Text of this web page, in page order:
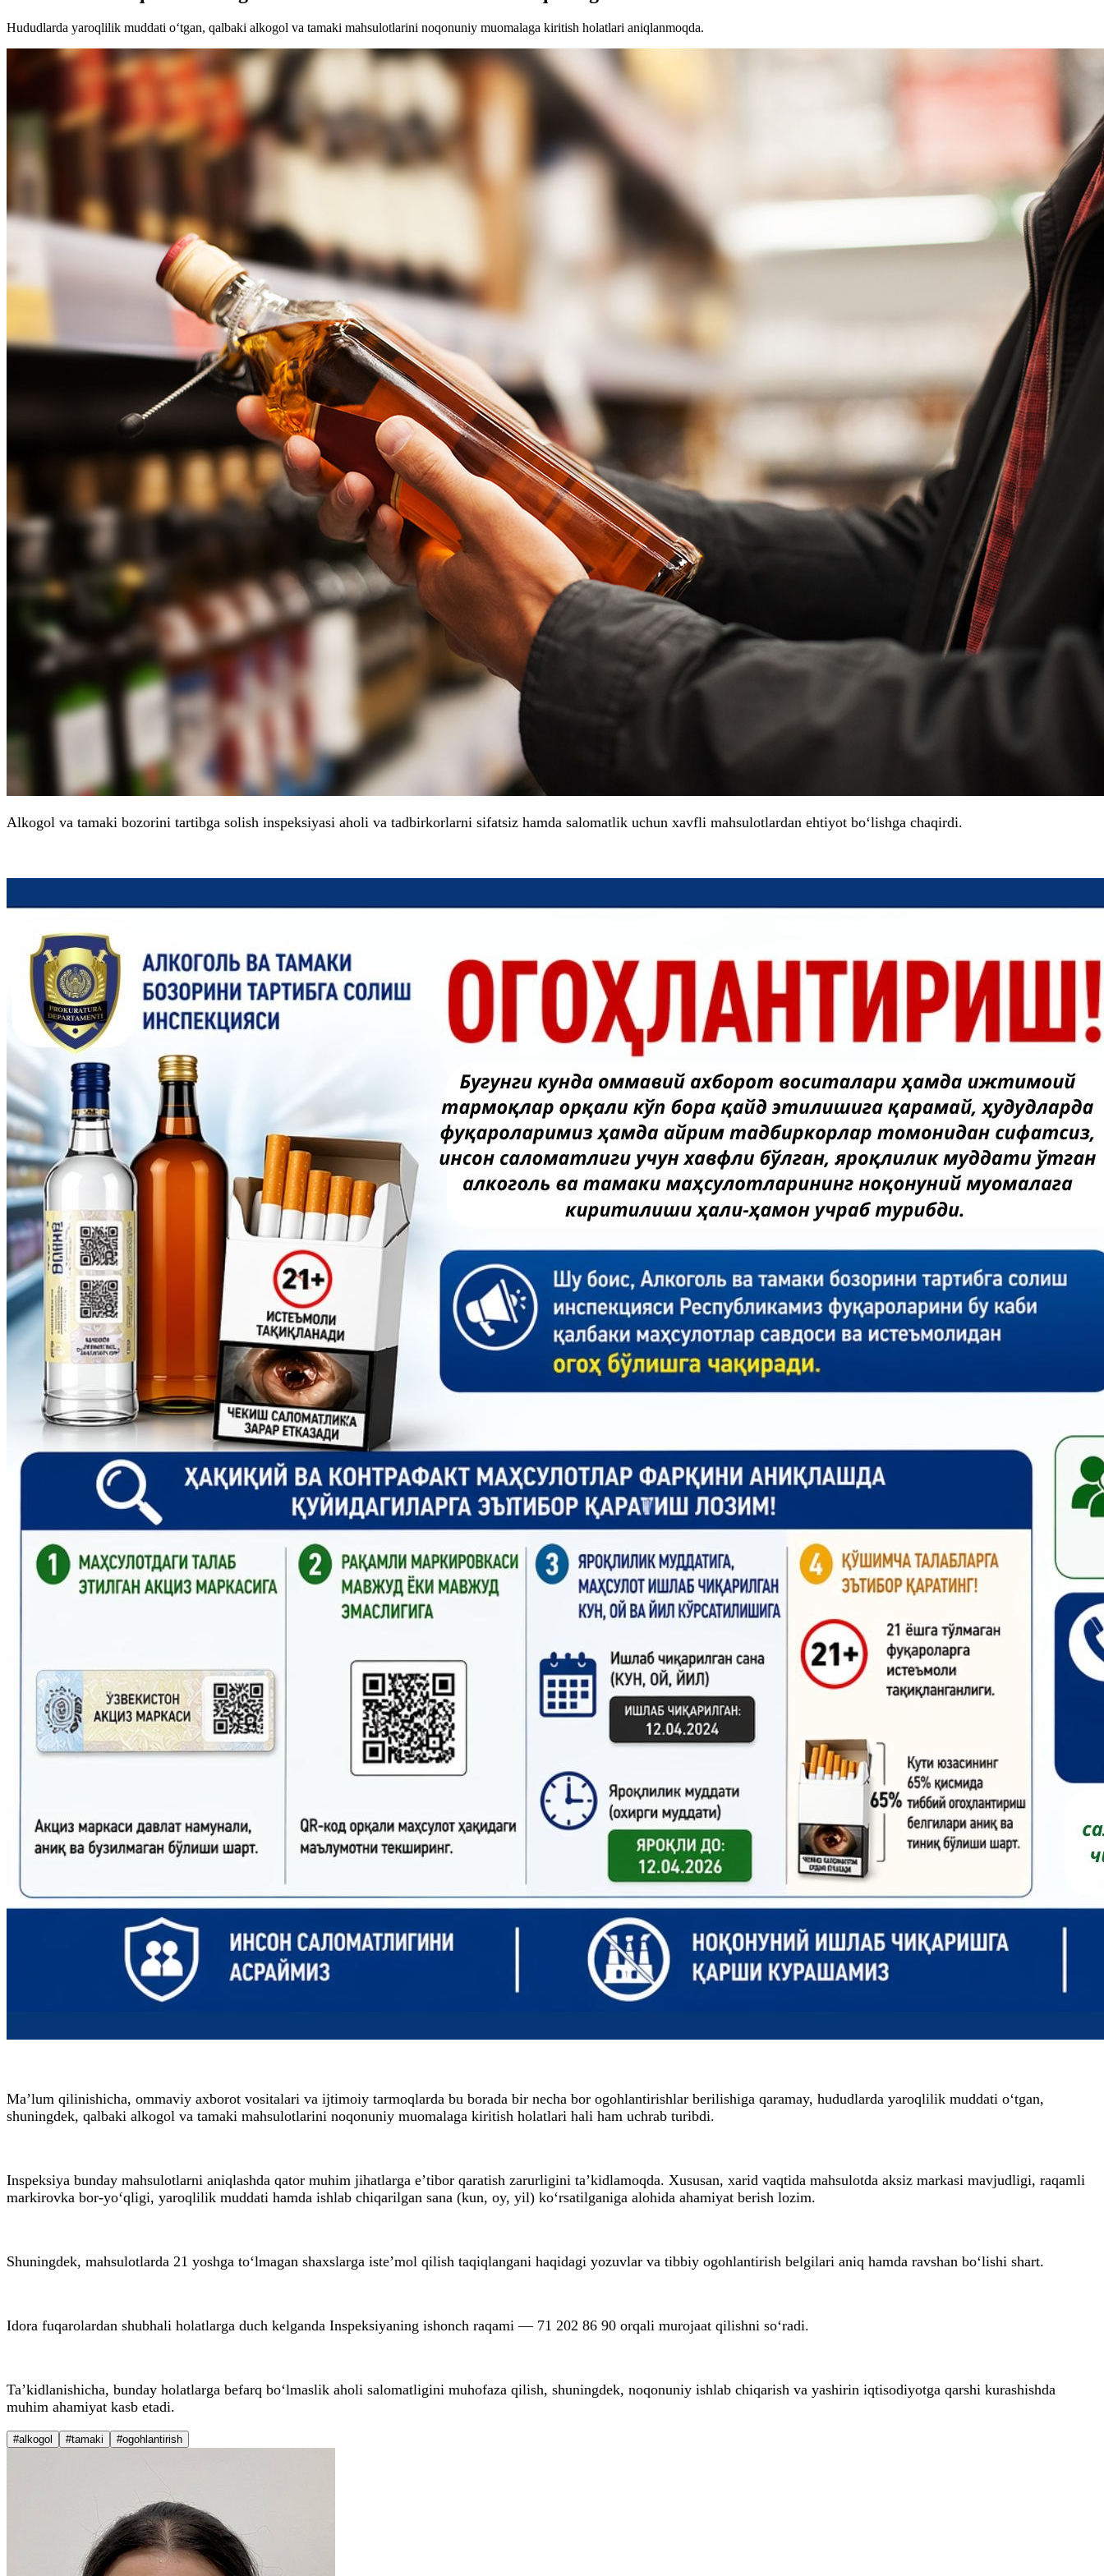
Hududlarda yaroqlilik muddati o‘tgan, qalbaki alkogol va tamaki mahsulotlarini noqonuniy muomalaga kiritish holatlari aniqlanmoqda.
Alkogol va tamaki bozorini tartibga solish inspeksiyasi aholi va tadbirkorlarni sifatsiz hamda salomatlik uchun xavfli mahsulotlardan ehtiyot bo‘lishga chaqirdi.
Ma’lum qilinishicha, ommaviy axborot vositalari va ijtimoiy tarmoqlarda bu borada bir necha bor ogohlantirishlar berilishiga qaramay, hududlarda yaroqlilik muddati o‘tgan,
shuningdek, qalbaki alkogol va tamaki mahsulotlarini noqonuniy muomalaga kiritish holatlari hali ham uchrab turibdi.
Inspeksiya bunday mahsulotlarni aniqlashda qator muhim jihatlarga e’tibor qaratish zarurligini ta’kidlamoqda. Xususan, xarid vaqtida mahsulotda aksiz markasi mavjudligi, raqamli
markirovka bor-yo‘qligi, yaroqlilik muddati hamda ishlab chiqarilgan sana (kun, oy, yil) ko‘rsatilganiga alohida ahamiyat berish lozim.
Shuningdek, mahsulotlarda 21 yoshga to‘lmagan shaxslarga iste’mol qilish taqiqlangani haqidagi yozuvlar va tibbiy ogohlantirish belgilari aniq hamda ravshan bo‘lishi shart.
Idora fuqarolardan shubhali holatlarga duch kelganda Inspeksiyaning ishonch raqami — 71 202 86 90 orqali murojaat qilishni so‘radi.
Ta’kidlanishicha, bunday holatlarga befarq bo‘lmaslik aholi salomatligini muhofaza qilish, shuningdek, noqonuniy ishlab chiqarish va yashirin iqtisodiyotga qarshi kurashishda
muhim ahamiyat kasb etadi.
#alkogol #tamaki #ogohlantirish